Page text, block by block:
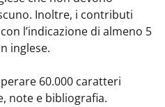
Inoltre, i contributi
l’indicazione di almeno 5
inglese.
60.000 caratteri
note e bibliografia.